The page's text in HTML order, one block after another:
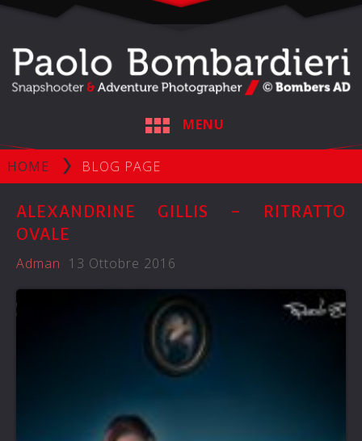
MENU
HOME BLOG PAGE
ALEXANDRINE GILLIS – RITRATTO
OVALE
Adman 13 Ottobre 2016